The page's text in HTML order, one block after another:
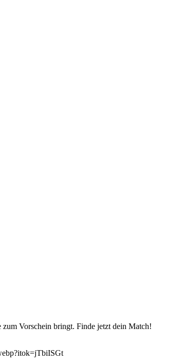
Vorschein bringt. Finde jetzt dein Match!